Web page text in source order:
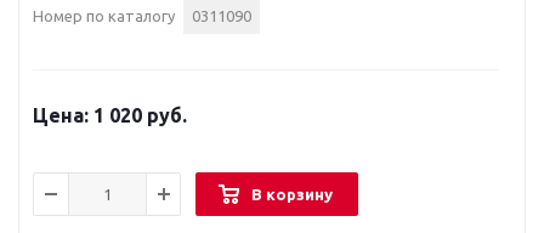
Номер по каталогу 0311090
1 020 руб.
В корзину